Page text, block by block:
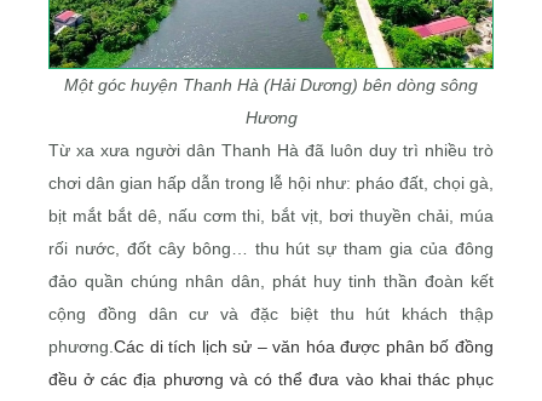
Một góc huyện Thanh Hà (Hải Dương) bên dòng sông
Hương
Từ xa xưa người dân Thanh Hà đã luôn duy trì nhiều trò
chơi dân gian hấp dẫn trong lễ hội như: pháo đất, chọi gà,
bịt mắt bắt dê, nấu cơm thi, bắt vịt, bơi thuyền chải, múa
rối nước, đốt cây bông… thu hút sự tham gia của đông
đảo quần chúng nhân dân, phát huy tinh thần đoàn kết
cộng đồng dân cư và đặc biệt thu hút khách thập
phương.Các di tích lịch sử – văn hóa được phân bố đồng
đều ở các địa phương và có thể đưa vào khai thác phục